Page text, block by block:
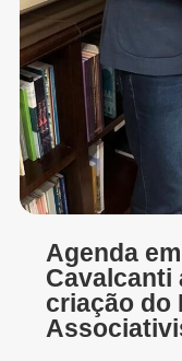
Agenda
Cavalcanti
criação do